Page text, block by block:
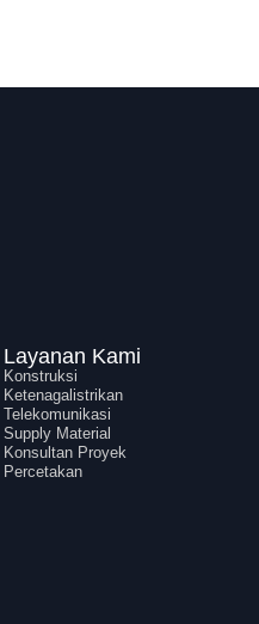
Layanan Kami
Konstruksi
Ketenagalistrikan
Telekomunikasi
Supply Material
Konsultan Proyek
Percetakan